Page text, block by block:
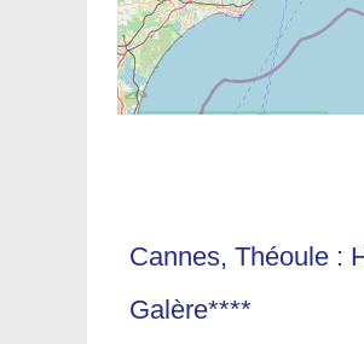
Cannes, Théoule :
Galère****